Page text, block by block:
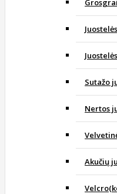
Sutažo
Nertos
Akučių